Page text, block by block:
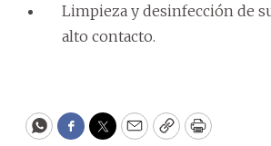
Limpieza y desinfección de
alto contacto.
WhatsApp
Facebook
Twitter
EmailCopyPrint